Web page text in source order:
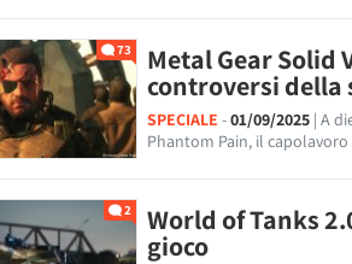
73 Metal Gear Solid
controversi della
SPECIALE -01/09/2025 | A
Phantom Pain, il
2 World of Tanks
gioco